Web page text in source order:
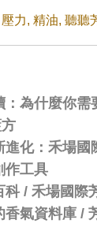
壓力, 精油, 聽聽
：為什麼你需
進化：禾場國
作工具
科 / 禾場國際
香氣資料庫 /